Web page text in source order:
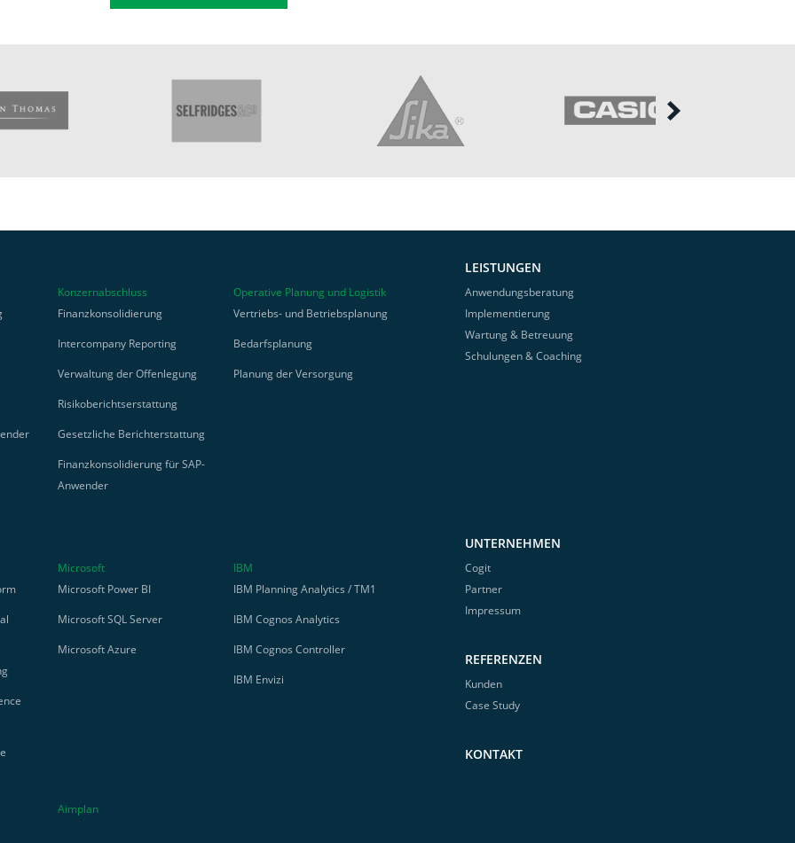
Konzernabschluss
Finanzkonsolidierung
Intercompany Reporting
Verwaltung der Offenlegung
Risikoberichtserstattung
Gesetzliche Berichterstattung
Finanzkonsolidierung für SAP-
Anwender
Operative Planung und Logistik
Vertriebs- und Betriebsplanung
Bedarfsplanung
Planung der Versorgung
LEISTUNGEN
Anwendungsberatung
Implementierung
Wartung & Betreuung
Schulungen & Coaching
Microsoft
Microsoft Power BI
Microsoft SQL Server
Microsoft Azure
IBM
IBM Planning Analytics / TM1
IBM Cognos Analytics
IBM Cognos Controller
IBM Envizi
Aimplan
UNTERNEHMEN
Cogit
Partner
Impressum
REFERENZEN
Kunden
Case Study
KONTAKT